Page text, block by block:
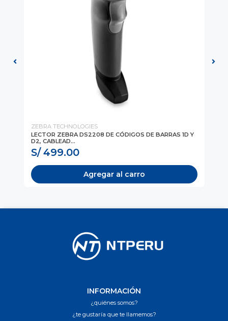
ZEBRA TECHNOLOGIES
LECTOR ZEBRA DS2208 DE CÓDIGOS DE BARRAS 1D Y
D2, CABLEAD...
S/ 499.00
Agregar al carro
INFORMACIÓN
¿quiénes somos?
¿te gustaría que te llamemos?